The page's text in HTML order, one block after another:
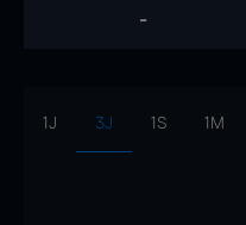
-
1J 3J 1S 1M